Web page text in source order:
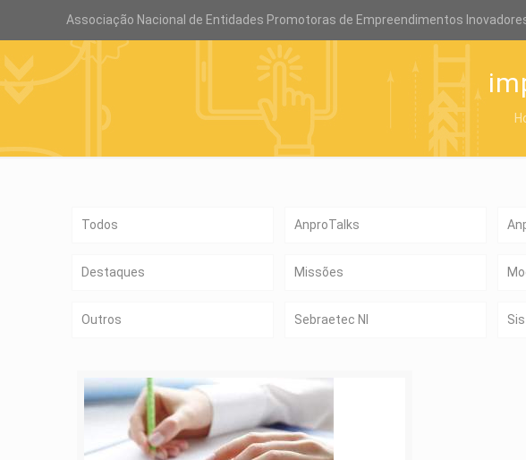
Associação Nacional de Entidades Promotoras de Empreendimentos
Todos AnproTalks
Destaques Missões
Outros Sebraetec NI